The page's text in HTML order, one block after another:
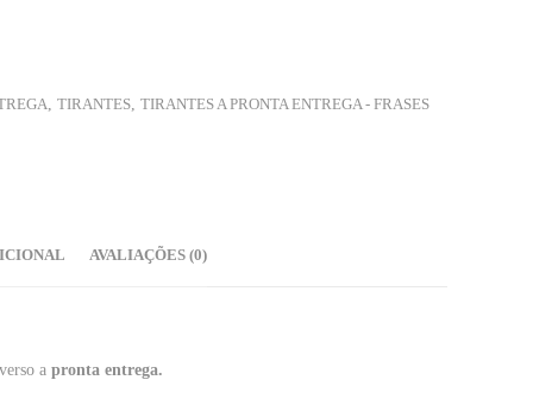
, TIRANTES, TIRANTES A PRONTA ENTREGA - FRASES
AVALIAÇÕES (0)
a pronta entrega.